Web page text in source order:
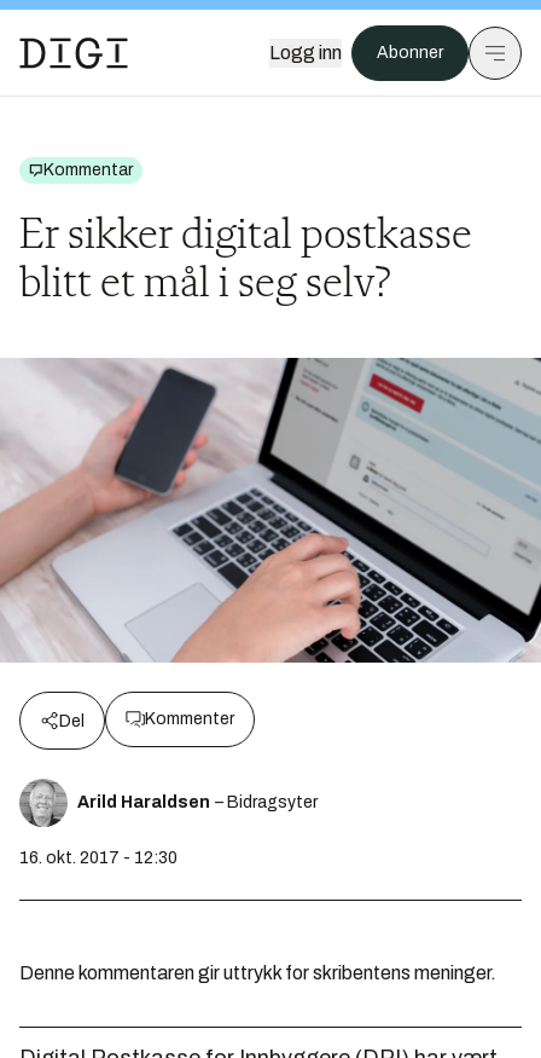
Logg inn Abonner
Kommentar
Er sikker digital postkasse
blitt et mål i seg selv?
Del Kommenter
Arild Haraldsen – Bidragsyter
16. okt. 2017 - 12:30
Denne kommentaren gir uttrykk for skribentens meninger.